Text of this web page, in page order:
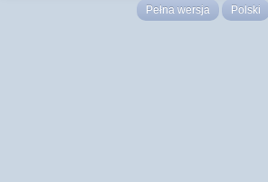
Pełna wersja Polski